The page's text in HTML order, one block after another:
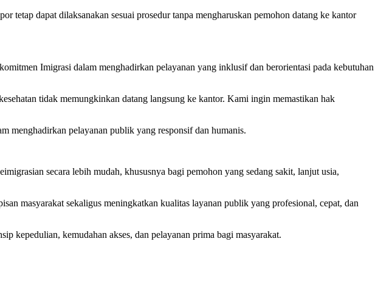
tetap dapat dilaksanakan sesuai prosedur tanpa mengharuskan pemohon datang ke kantor
Imigrasi dalam menghadirkan pelayanan yang inklusif dan berorientasi pada kebutuhan
tidak memungkinkan datang langsung ke kantor. Kami ingin memastikan hak
menghadirkan pelayanan publik yang responsif dan humanis.
secara lebih mudah, khususnya bagi pemohon yang sedang sakit, lanjut usia,
masyarakat sekaligus meningkatkan kualitas layanan publik yang profesional, cepat, dan
kepedulian, kemudahan akses, dan pelayanan prima bagi masyarakat.